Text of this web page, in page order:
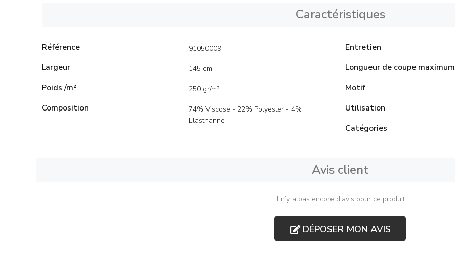
Caractéristiques
Référence 91050009
Largeur 145 cm
Poids /m² 250 gr/m²
Composition
74% Viscose - 22% Polyester - 4%
Elasthanne
Entretien
Longueur de coupe maximum
Motif
Utilisation
Catégories
Avis client
Il n’y a pas encore d’avis pour ce produit
DÉPOSER MON AVIS